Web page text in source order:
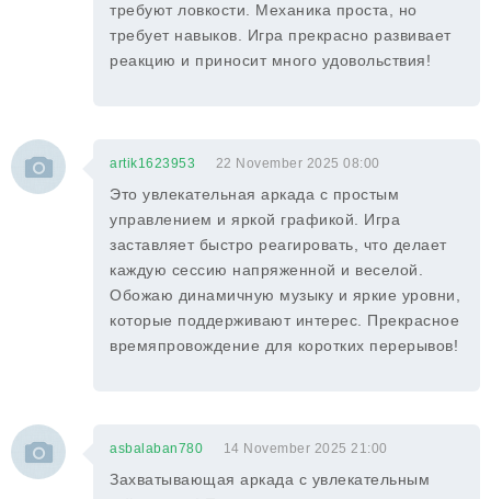
требуют ловкости. Механика проста, но
требует навыков. Игра прекрасно развивает
реакцию и приносит много удовольствия!
artik1623953 22 November 2025 08:00
Это увлекательная аркада с простым
управлением и яркой графикой. Игра
заставляет быстро реагировать, что делает
каждую сессию напряженной и веселой.
Обожаю динамичную музыку и яркие уровни,
которые поддерживают интерес. Прекрасное
времяпровождение для коротких перерывов!
asbalaban780 14 November 2025 21:00
Захватывающая аркада с увлекательным